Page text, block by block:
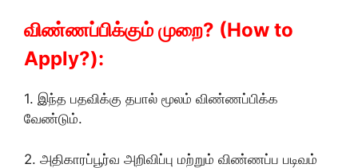
விண்ணப்பிக்கும் முறை? (How to
Apply?):
1. இந்த பதவிக்கு தபால் மூலம் விண்ணப்பிக்க
வேண்டும்.
2. அதிகாரப்பூர்வ அறிவிப்பு மற்றும் விண்ணப்ப படிவம்